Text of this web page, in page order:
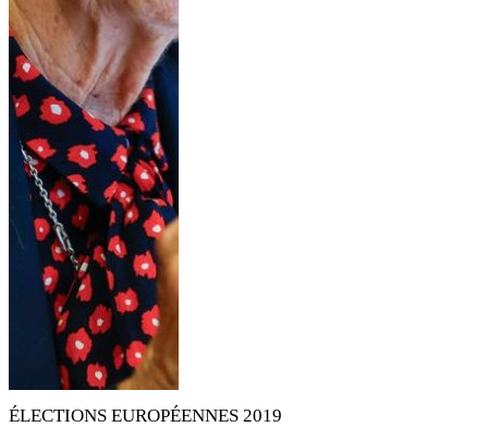
ÉLECTIONS EUROPÉENNES 2019